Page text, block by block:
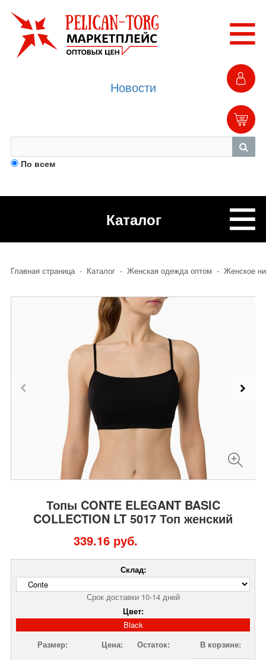
По всем
Новости
Каталог
Главная страница - Каталог - Женская одежда оптом - Женское
Топы CONTE ELEGANT BASIC
COLLECTION LT 5017 Топ женский
339.16 руб.
Склад:
Срок доставки 10-14 дней
Цвет:
Black
Размер:
Цена: Остаток:
В корзине: